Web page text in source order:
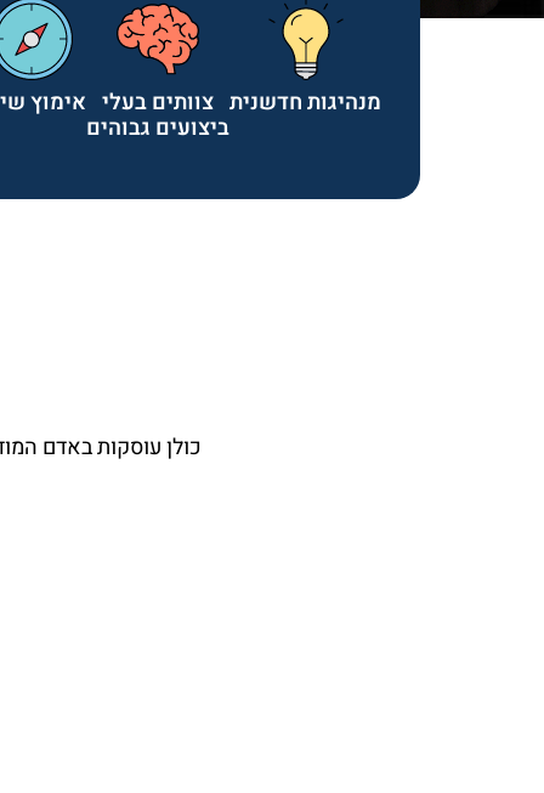
מנהיגות חדשנית צוותים בעלי
ביצועים גבוהים
אימוץ
כולן עוסקות באדם